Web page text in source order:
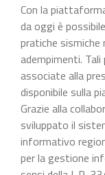
Con la
da oggi è
pratiche sismiche
adempimenti.
associate alla
disponibile sulla
Grazie alla
sviluppato il
informativo
per la gestione